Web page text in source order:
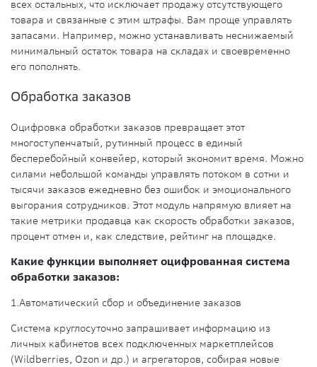
всех остальных, что исключает продажу отсутствующего
товара и связанные с этим штрафы. Вам проще управлять
запасами. Например, можно устанавливать неснижаемый
минимальный остаток товара на складах и своевременно
его пополнять.
Обработка заказов
Оцифровка обработки заказов превращает этот
многоступенчатый, рутинный процесс в единый
бесперебойный конвейер, который экономит время. Можно
силами небольшой команды управлять потоком в сотни и
тысячи заказов ежедневно без ошибок и эмоционального
выгорания сотрудников. Этот модуль напрямую влияет на
такие метрики продавца как скорость обработки заказов,
процент отмен и, как следствие, рейтинг на площадке.
Какие функции выполняет оцифрованная система
обработки заказов:
1.Автоматический сбор и объединение заказов
Система круглосуточно запрашивает информацию из
личных кабинетов всех подключенных маркетплейсов
(Wildberries, Ozon и др.) и агрегаторов, собирая новые